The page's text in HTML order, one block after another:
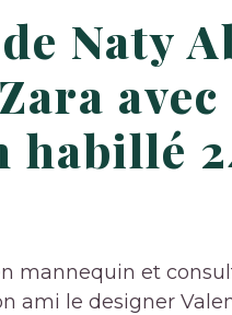
Naty
habillé
mannequin et
ami le designer